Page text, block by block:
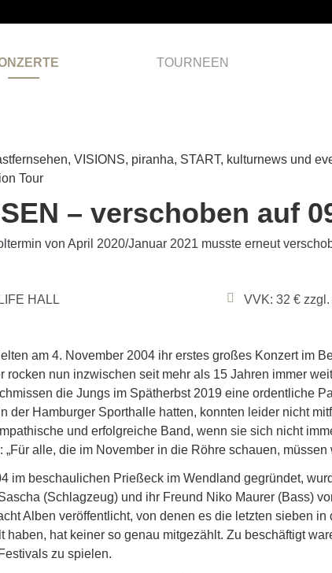
TOURNEEN
VISIONS, piranha, START, kulturnews und
Tour
– verschoben auf
von April 2020/Januar 2021 musste erneut
HALL VVK: 32 €
am 4. November 2004 ihr erstes großes Konzert im
rocken nun inzwischen seit mehr als 15 Jahren immer
die Jungs im Spätherbst 2019 eine ordentliche
der Hamburger Sporthalle hatten, konnten leider nicht
und erfolgreiche Band, wenn sie sich nicht
„Für alle, die im November in die Röhre schauen,
im beschaulichen Prießeck im Wendland gegründet,
(Schlagzeug) und ihr Freund Niko Maurer (Bass)
Alben veröffentlicht, von denen es die letzten sieben
haben, hat keiner so genau mitgezählt. Zu beschäftigt
zu spielen.